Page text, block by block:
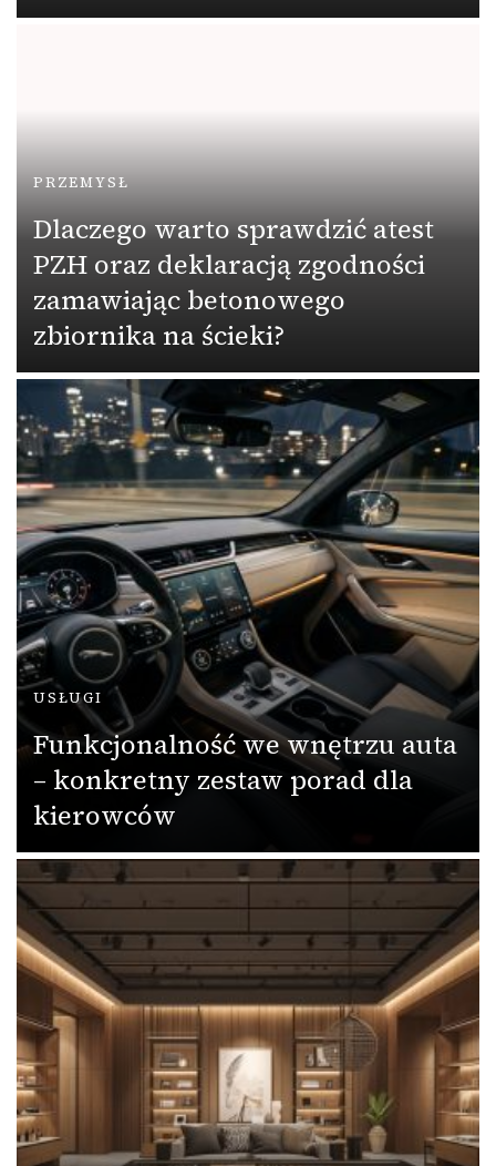
PRZEMYSŁ
Dlaczego warto sprawdzić atest
PZH oraz deklaracją zgodności
zamawiając betonowego
zbiornika na ścieki?
USŁUGI
Funkcjonalność we wnętrzu auta
– konkretny zestaw porad dla
kierowców